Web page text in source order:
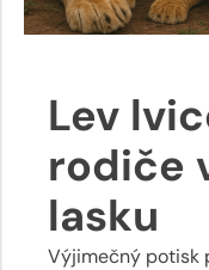
Lev
rodiče
lasku
Výjimečný potisk